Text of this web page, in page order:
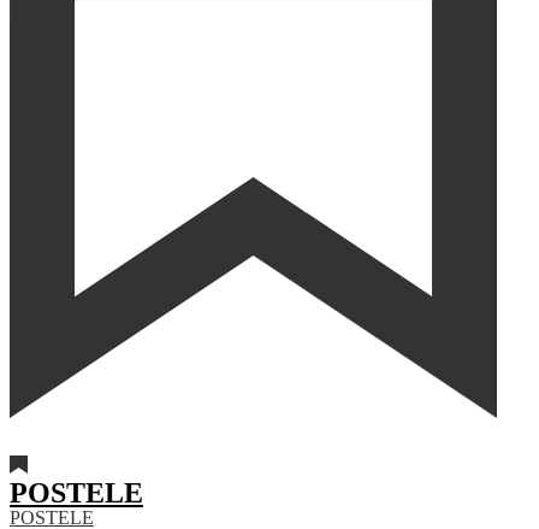
POSTELE
POSTELE